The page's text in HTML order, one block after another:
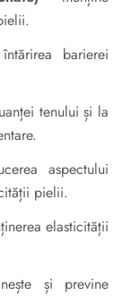
barierei
tenului și la
aspectului
pielii.
elasticității
și previne